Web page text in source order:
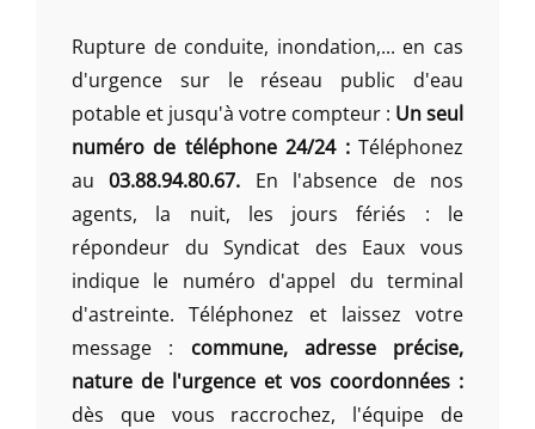
Rupture de conduite, inondation,... en cas
d'urgence sur le réseau public d'eau
potable et jusqu'à votre compteur : Un seul
numéro de téléphone 24/24 :Téléphonez
au03.88.94.80.67. En l'absence de nos
agents, la nuit, les jours fériés : le
répondeur du Syndicat des Eaux vous
indique le numéro d'appel du terminal
d'astreinte. Téléphonez et laissez votre
message : commune, adresse précise,
nature de l'urgence et vos coordonnées :
dès que vous raccrochez, l'équipe de